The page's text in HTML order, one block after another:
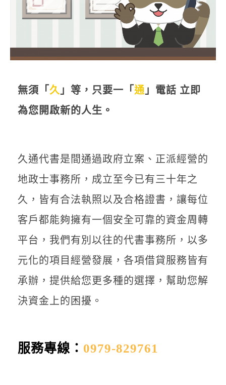
申貸Q&A
時事解析
房產Q&A
網友都在問
無須「 久 」等，只要一「 通 」電話 立即
為您開啟新的人生。
久通代書是間通過政府立案、正派經營的
地政士事務所，成立至今已有三十年之
久，皆有合法執照以及合格證書，讓每位
客戶都能夠擁有一個安全可靠的資金周轉
平台，我們有別以往的代書事務所，以多
元化的項目經營發展，各項借貸服務皆有
承辦，提供給您更多種的選擇，幫助您解
決資金上的困擾。
服務專線： 0979-829761